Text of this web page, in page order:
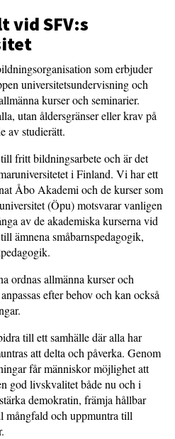
vid SFV:s
som erbjuder
universitetsundervisning och
kurser och seminarier.
utan åldersgränser eller krav på
av studierätt.
fritt bildningsarbete och är det
i Finland. Vi har ett
Åbo Akademi och de kurser som
(Öpu) motsvarar vanligen
av de akademiska kurserna vid
ämnena småbarnspedagogik,
ordnas allmänna kurser och
efter behov och kan också
till ett samhälle där alla har
att delta och påverka. Genom
får människor möjlighet att
god livskvalitet både nu och i
demokratin, främja hållbar
och uppmuntra till